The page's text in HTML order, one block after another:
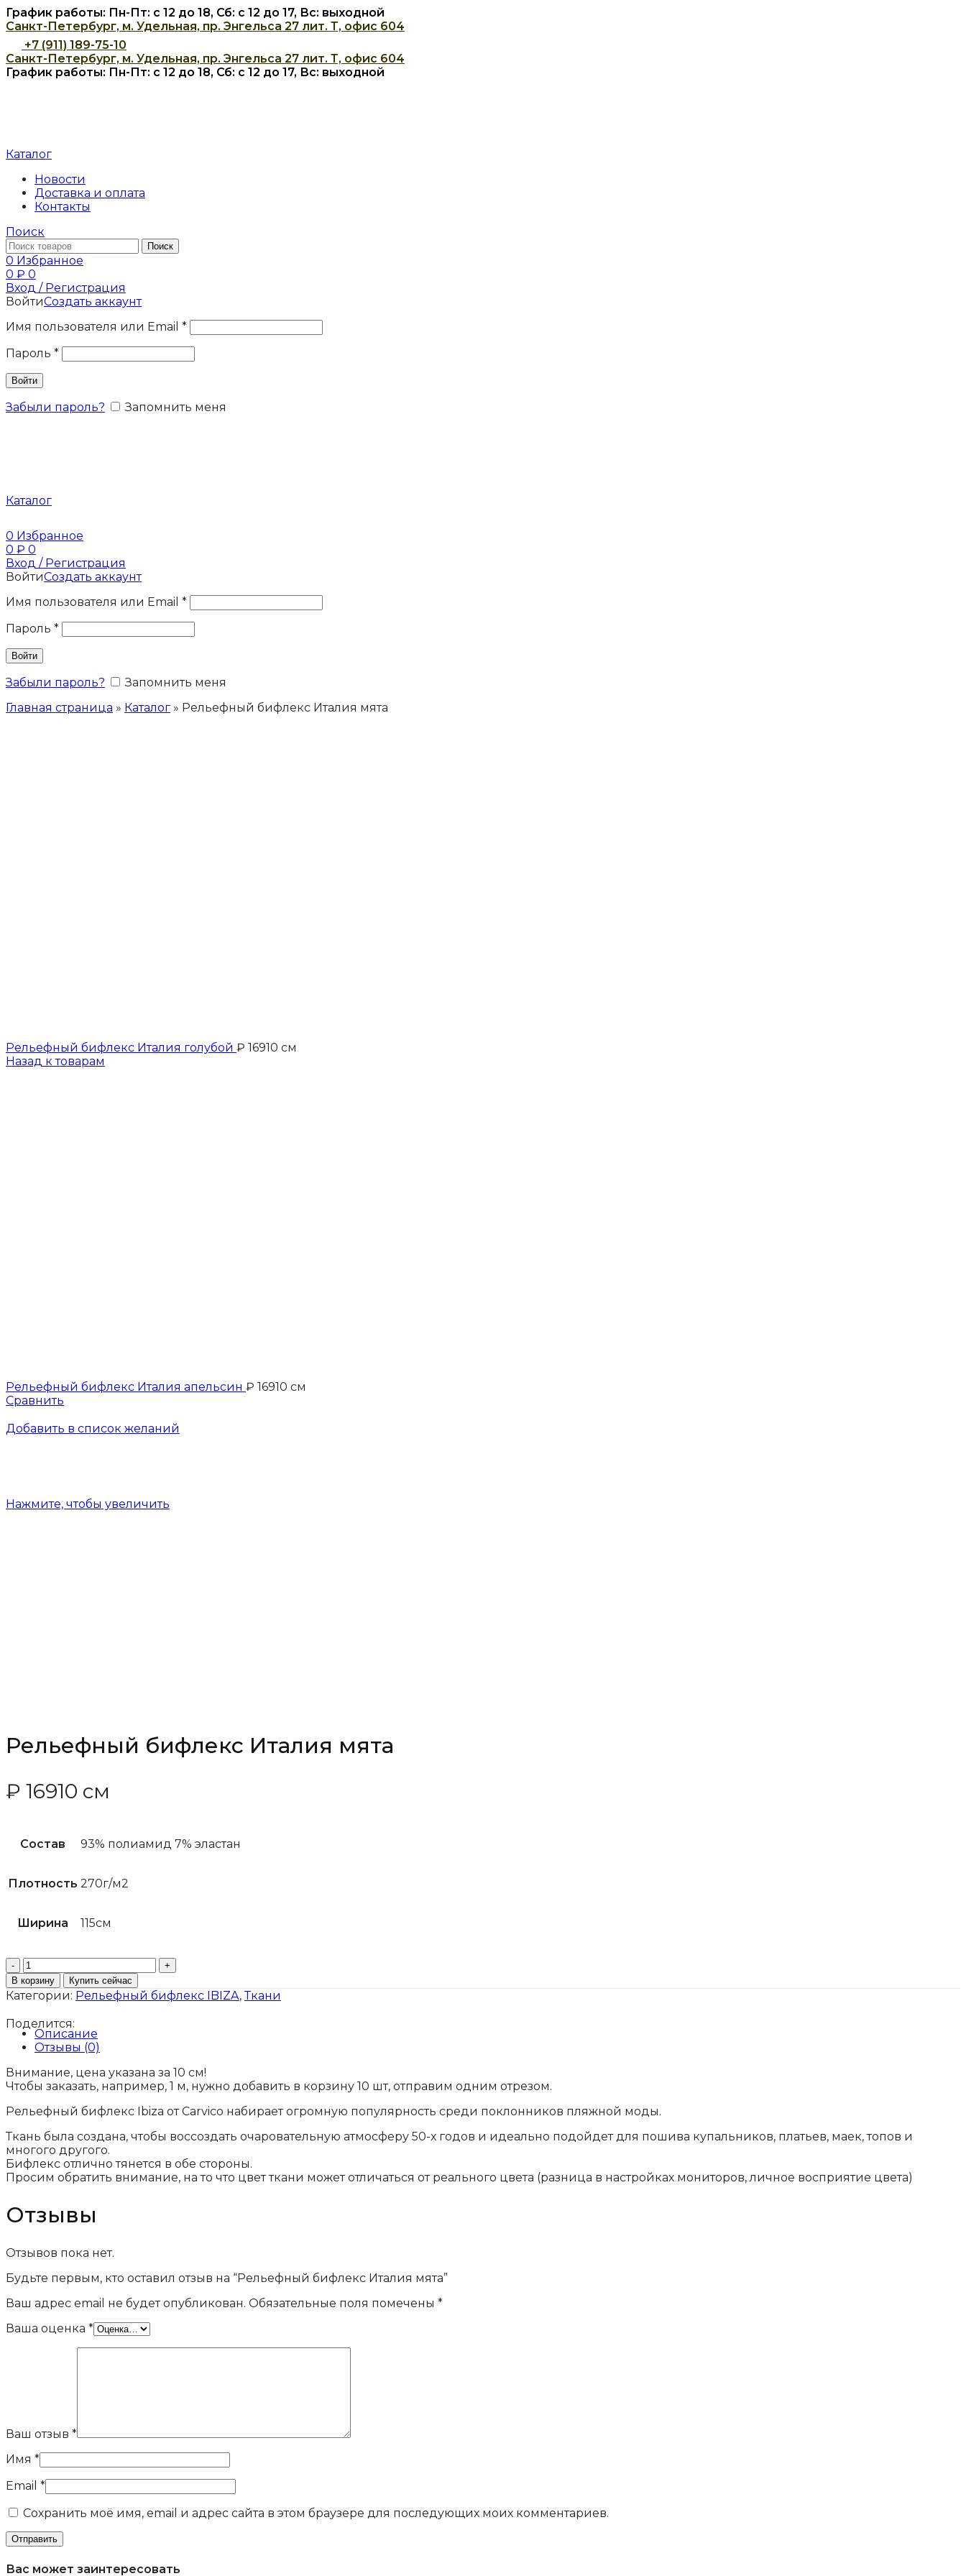
График работы: Пн-Пт: с 12 до 18, Сб: с 12 до 17, Вс: выходной
Санкт-Петербург, м. Удельная, пр. Энгельса 27 лит. Т, офис 604
+7 (911) 189-75-10
Санкт-Петербург, м. Удельная, пр. Энгельса 27 лит. Т, офис 604
График работы: Пн-Пт: с 12 до 18, Сб: с 12 до 17, Вс: выходной
Каталог
Новости
Доставка и оплата
Контакты
Поиск
Поиск
0 Избранное
0 ₽ 0
Вход / Регистрация
ВойтиСоздать аккаунт
Имя пользователя или Email *
Пароль *
Войти
Забыли пароль? Запомнить меня
Каталог
0 Избранное
0 ₽ 0
Вход / Регистрация
ВойтиСоздать аккаунт
Имя пользователя или Email *
Пароль *
Войти
Забыли пароль?
Запомнить меня
Главная страница » Каталог » Рельефный бифлекс Италия мята
Рельефный бифлекс Италия голубой ₽ 16910 см
Назад к товарам
Рельефный бифлекс Италия апельсин ₽ 16910 см
Сравнить
Добавить в список желаний
Нажмите, чтобы увеличить
Рельефный бифлекс Италия мята
₽ 16910 см
Состав 93% полиамид 7% эластан
Плотность 270г/м2
Ширина 115см
Количество
товара
Рельефный
бифлекс
Италия
мята
В корзину Купить сейчас
Категории: Рельефный бифлекс IBIZA, Ткани
Поделится:
Описание
Отзывы (0)
Внимание, цена указана за 10 см!
Чтобы заказать, например, 1 м, нужно добавить в корзину 10 шт, отправим одним отрезом.
Рельефный бифлекс Ibiza от Carvico набирает огромную популярность среди поклонников пляжной моды.
Ткань была создана, чтобы воссоздать очаровательную атмосферу 50-х годов и идеально подойдет для пошива купальников, платьев, маек, топов и
многого другого.
Бифлекс отлично тянется в обе стороны.
Просим обратить внимание, на то что цвет ткани может отличаться от реального цвета (разница в настройках мониторов, личное восприятие цвета)
Отзывы
Отзывов пока нет.
Будьте первым, кто оставил отзыв на “Рельефный бифлекс Италия мята”
Ваш адрес email не будет опубликован. Обязательные поля помечены *
Ваша оценка *
Ваш отзыв *
Имя *
Email *
Сохранить моё имя, email и адрес сайта в этом браузере для последующих моих комментариев.
Вас может заинтересовать